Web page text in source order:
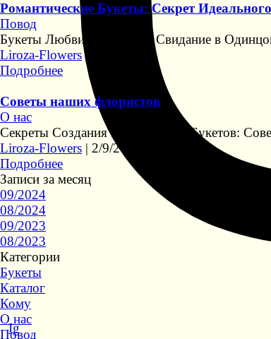
Ig
Романтические Букеты: Секрет
Повод
Букеты Любви: Идеальное Свидание в
Liroza-Flowers|
Подробнее
Советы наших флористов
О нас
Секреты Создания Безупречных Букетов:
Liroza-Flowers | 2/9/2023
Подробнее
Записи за месяц
09/2024
08/2024
09/2023
08/2023
Категории
Букеты
Каталог
Кому
О нас
Повод